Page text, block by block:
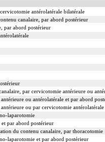
antérolatérale bilatérale
canalaire, par abord postérieur
par abord postérieur
par cervicotomie antérieure ou
ou antérolatérale et par abord
ou par cervicotomie antérolatérale
laparotomie
par abord postérieur
du contenu canalaire, par thoracotomie
laparotomie et par abord postérieur